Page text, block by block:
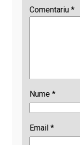
Comentariu *
Nume *
Email *